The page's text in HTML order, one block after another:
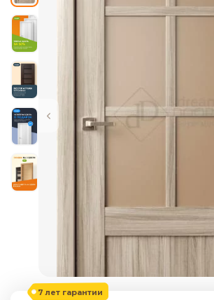
7 лет гарантии